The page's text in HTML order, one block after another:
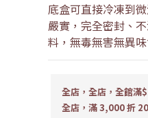
底盒可直接冷凍到
嚴實，完全密封、
料，無毒無害無異
全店，全店，全館滿
全店，滿 3,000 折